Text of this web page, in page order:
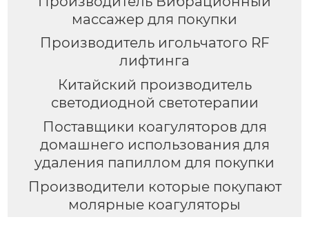
массажер для покупки
Производитель игольчатого RF
лифтинга
Китайский производитель
светодиодной светотерапии
Поставщики коагуляторов для
домашнего использования для
удаления папиллом для покупки
Производители которые покупают
молярные коагуляторы